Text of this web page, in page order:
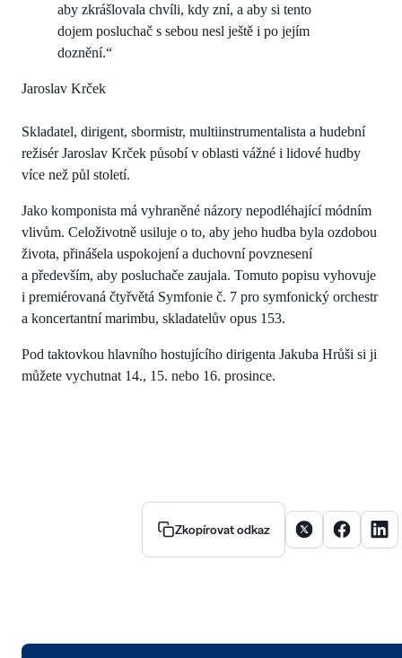
aby zkrášlovala chvíli, kdy zní, a aby si tento
dojem posluchač s sebou nesl ještě i po jejím
doznění.“
Jaroslav Krček
Skladatel, dirigent, sbormistr, multiinstrumentalista a hudební
režisér Jaroslav Krček působí v oblasti vážné i lidové hudby
více než půl století.
Jako komponista má vyhraněné názory nepodléhající módním
vlivům. Celoživotně usiluje o to, aby jeho hudba byla ozdobou
života, přinášela uspokojení a duchovní povznesení
a především, aby posluchače zaujala. Tomuto popisu vyhovuje
i premiérovaná čtyřvětá Symfonie č. 7 pro symfonický orchestr
a koncertantní marimbu, skladatelův opus 153.
Pod taktovkou hlavního hostujícího dirigenta Jakuba Hrůši si ji
můžete vychutnat 14., 15. nebo 16. prosince.
Zkopírovat odkaz Sdílet článek na X
Sdílet